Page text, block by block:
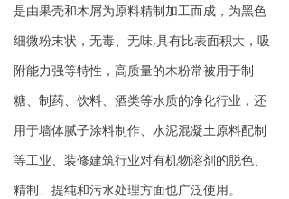
是由果壳和木屑为原料精制加工而成，为黑色
细微粉末状，无毒、无味,具有比表面积大，吸
附能力强等特性，高质量的木粉常被用于制
糖、制药、饮料、酒类等水质的净化行业，还
用于墙体腻子涂料制作、水泥混凝土原料配制
等工业、装修建筑行业对有机物溶剂的脱色、
精制、提纯和污水处理方面也广泛使用。